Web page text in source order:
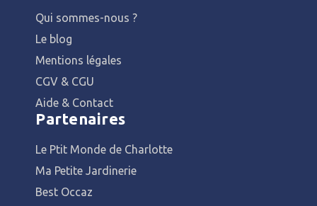
Qui sommes-nous ?
Le blog
Mentions légales
CGV & CGU
Aide & Contact
Partenaires
Le Ptit Monde de Charlotte
Ma Petite Jardinerie
Best Occaz